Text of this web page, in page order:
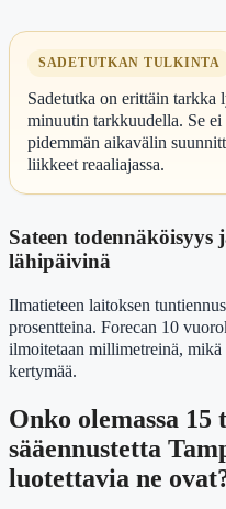
SADETUTKAN TULKINTA
Sadetutka on erittäin
minuutin tarkkuudella. Se
pidemmän aikavälin
liikkeet reaaliajassa.
Sateen todennäköisyys
lähipäivinä
Ilmatieteen laitoksen
prosentteina. Forecan 10
ilmoitetaan millimetreinä, mikä
kertymää.
Onko olemassa 15
sääennustetta
luotettavia ne